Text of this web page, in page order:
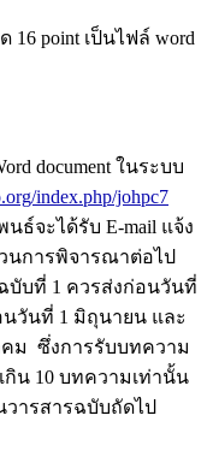
16 point เป็นไฟล์ word
document ในระบบ
index.php/johpc7
นธ์จะได้รับ E-mail แจ้ง
นการพิจารณาต่อไป
บับที่ 1 ควรส่งก่อนวันที่
วันที่ 1 มิถุนายน และ
ม ซึ่งการรับบทความ
น 10 บทความเท่านั้น
ารสารฉบับถัดไป